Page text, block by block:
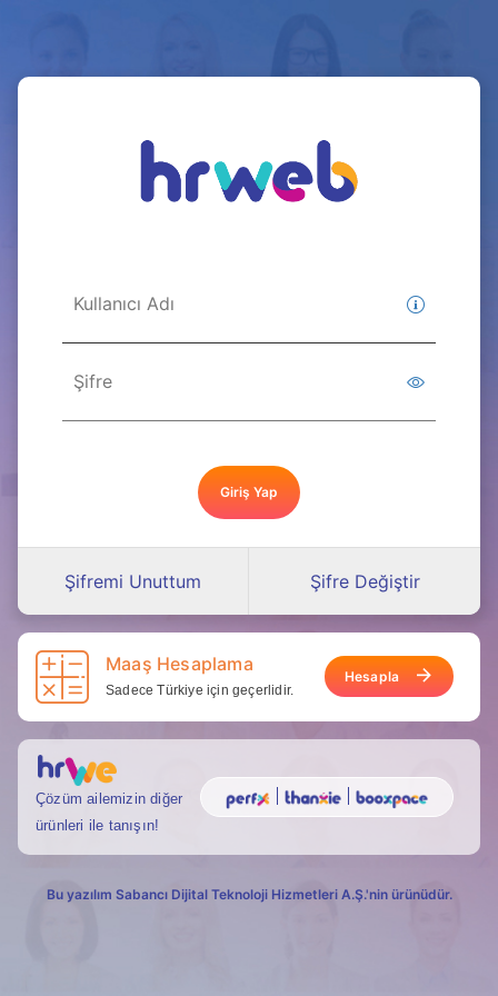
Giriş Yap
Şifremi Unuttum Şifre Değiştir
Maaş Hesaplama
Sadece Türkiye için geçerlidir.
Hesapla
Çözüm ailemizin diğer
ürünleri ile tanışın!
Bu yazılım Sabancı Dijital Teknoloji Hizmetleri A.Ş.'nin ürünüdür.